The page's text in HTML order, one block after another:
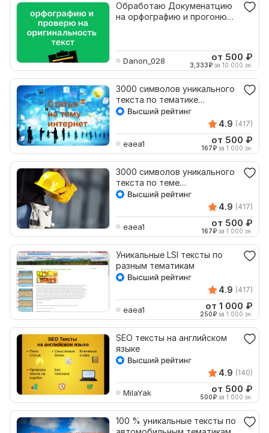
Обработаю Докуменатцию
на орфографию и прогоню
Danon_028 от 500 ₽
3,333₽ за 10 000 зн.
3000 символов уникального
текста по тематике
интернета
4.9 (417)
eaea1 от 500 ₽
167₽ за 1 000 зн.
3000 символов уникального
текста по теме
строительства
4.9 (417)
eaea1 от 500 ₽
167₽ за 1 000 зн.
Уникальные LSI тексты по
разным тематикам
4.9 (417)
eaea1 от 1 000 ₽
250₽ за 1 000 зн.
SEO тексты на английском
языке
4.9 (140)
MilaYak от 500 ₽
500₽ за 1 000 зн.
100 % уникальные тексты по